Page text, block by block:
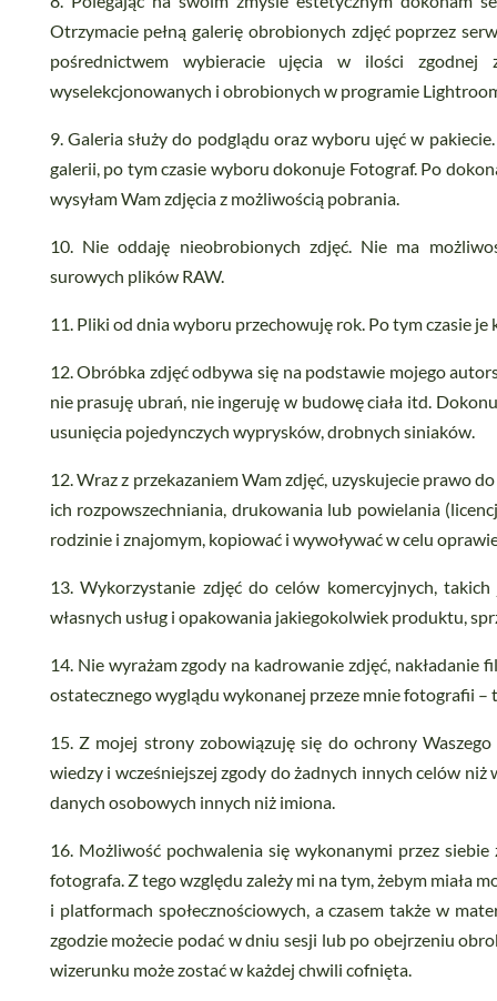
Otrzymacie pełną galerię obrobionych zdjęć poprzez
pośrednictwem wybieracie ujęcia w ilości
wyselekcjonowanych i obrobionych w programie
9. Galeria służy do podglądu oraz wyboru ujęć w
galerii, po tym czasie wyboru dokonuje Fotograf. Po
wysyłam Wam zdjęcia z możliwością pobrania.
10. Nie oddaję nieobrobionych zdjęć. Nie ma
surowych plików RAW.
11. Pliki od dnia wyboru przechowuję rok. Po tym czasie je
12. Obróbka zdjęć odbywa się na podstawie mojego
nie prasuję ubrań, nie ingeruję w budowę ciała itd.
usunięcia pojedynczych wyprysków, drobnych siniaków.
12. Wraz z przekazaniem Wam zdjęć, uzyskujecie prawo
ich rozpowszechniania, drukowania lub powielania
rodzinie i znajomym, kopiować i wywoływać w celu
13. Wykorzystanie zdjęć do celów komercyjnych,
własnych usług i opakowania jakiegokolwiek produktu,
14. Nie wyrażam zgody na kadrowanie zdjęć,
ostatecznego wyglądu wykonanej przeze mnie fotografii –
15. Z mojej strony zobowiązuję się do ochrony
wiedzy i wcześniejszej zgody do żadnych innych celów
danych osobowych innych niż imiona.
16. Możliwość pochwalenia się wykonanymi przez
fotografa. Z tego względu zależy mi na tym, żebym miała
i platformach społecznościowych, a czasem także w
zgodzie możecie podać w dniu sesji lub po obejrzeniu
wizerunku może zostać w każdej chwili cofnięta.